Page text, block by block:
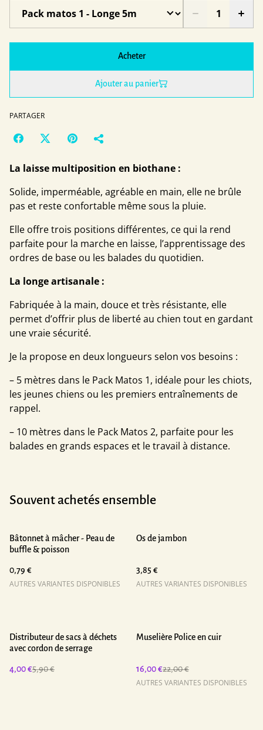
Acheter
Ajouter au panier
PARTAGER
La laisse multiposition en biothane :
Solide, imperméable, agréable en main, elle ne brûle
pas et reste confortable même sous la pluie.
Elle offre trois positions différentes, ce qui la rend
parfaite pour la marche en laisse, l’apprentissage des
ordres de base ou les balades du quotidien.
La longe artisanale :
Fabriquée à la main, douce et très résistante, elle
permet d’offrir plus de liberté au chien tout en gardant
une vraie sécurité.
Je la propose en deux longueurs selon vos besoins :
– 5 mètres dans le Pack Matos 1, idéale pour les chiots,
les jeunes chiens ou les premiers entraînements de
rappel.
– 10 mètres dans le Pack Matos 2, parfaite pour les
balades en grands espaces et le travail à distance.
Souvent achetés ensemble
Bâtonnet à mâcher - Peau de
buffle & poisson
0,79 €
AUTRES VARIANTES DISPONIBLES
Os de jambon
3,85 €
AUTRES VARIANTES DISPONIBLES
%
Distributeur de sacs à déchets
avec cordon de serrage
4,00 €5,90 €
%
Muselière Police en cuir
16,00 €22,00 €
AUTRES VARIANTES DISPONIBLES